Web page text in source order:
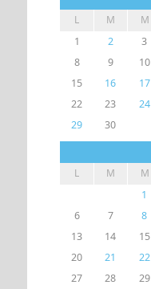
L
M M
1
2 3
8
9 10
15
16 17
22
23 24
29
30
L
M M
1
6
7 8
13
14 15
20
21 22
27
28 29